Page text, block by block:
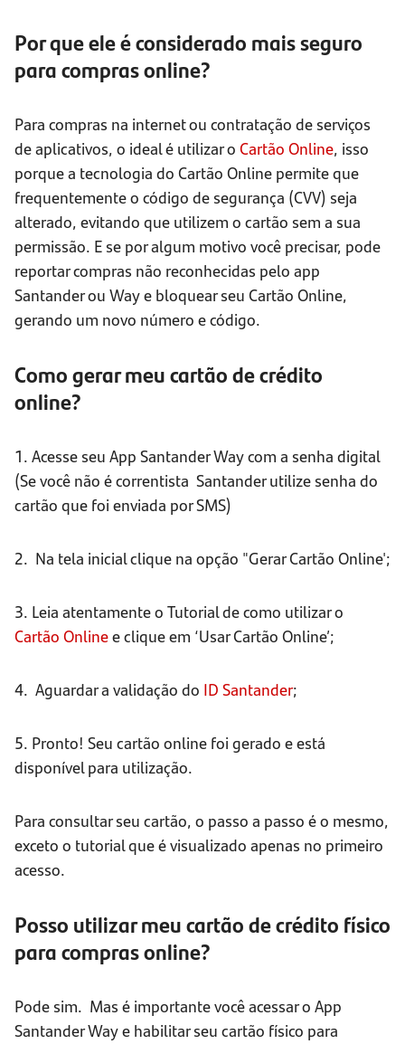
Por que ele é considerado mais seguro
para compras online?
Para compras na internet ou contratação de serviços
de aplicativos, o ideal é utilizar o Cartão Online, isso
porque a tecnologia do Cartão Online permite que
frequentemente o código de segurança (CVV) seja
alterado, evitando que utilizem o cartão sem a sua
permissão. E se por algum motivo você precisar, pode
reportar compras não reconhecidas pelo app
Santander ou Way e bloquear seu Cartão Online,
gerando um novo número e código.
Como gerar meu cartão de crédito
online?
1. Acesse seu App Santander Waycom a senha digital
(Se você não é correntista Santander utilize senha do
cartão que foi enviada por SMS)
2. Na tela inicial clique na opção "Gerar Cartão Online';
3. Leia atentamente o Tutorial de como utilizar o
Cartão Onlinee clique em ‘Usar Cartão Online’;
4. Aguardar a validação do ID Santander;
5. Pronto! Seu cartão online foi gerado e está
disponível para utilização.
Para consultar seu cartão, o passo a passo é o mesmo,
exceto o tutorial que é visualizado apenas no primeiro
acesso.
Posso utilizar meu cartão de crédito físico
para compras online?
Pode sim. Mas é importante você acessar o App
Santander Way e habilitar seu cartão físico para